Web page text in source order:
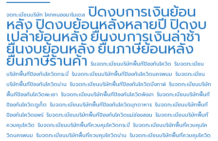
จดทะเบียนบริษัท โคกหนองนาโมเดล ปิดงบการเงินย้อน
หลังปิดงบย้อนหลังหลายปี ปิดงบ
เปล่าย้อนหลังยื่นงบการเงินล่าช้า
ยื่นงบย้อนหลังยื่นภาษีย้อนหลัง
ยื่นภาษีร้านค้า รับจดทะเบียนบริษัทพื้นทีป้องกันโควิด รับจดทะเบียน
บริษัทพื้นทีป้องกันโควิดกระบี่ รับจดทะเบียนบริษัทพื้นทีป้องกันโควิดนครพนม รับจดทะเบียน
บริษัทพื้นทีป้องกันโควิดน่าน รับจดทะเบียนบริษัทพื้นทีป้องกันโควิดบึงกาฬ รับจดทะเบียนบริษัท
พื้นทีป้องกันโควิดพะเยา รับจดทะเบียนบริษัทพื้นทีป้องกันโควิดพังงา รับจดทะเบียนบริษัทพื้นที
ป้องกันโควิดภูเก็ต รับจดทะเบียนบริษัทพื้นทีป้องกันโควิดมุกดาหาร รับจดทะเบียนบริษัทพื้นที
ป้องกันโควิดแพร่ รับจดทะเบียนบริษัทพื้นทีป้องกันโควิดแม่ฮ่องสอน รับจดทะเบียนบริษัทพื้นที่
ควบคุมโควิด รับจดทะเบียนบริษัทพื้นที่ควบคุมโควิดกระบี่ รับจดทะเบียนบริษัทพื้นที่ควบคุมโค
วิดนครพนม รับจดทะเบียนบริษัทพื้นที่ควบคุมโควิดน่าน รับจดทะเบียนบริษัทพื้นที่ควบคุมโควิด